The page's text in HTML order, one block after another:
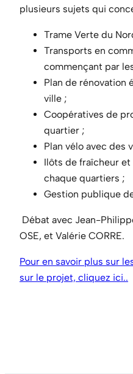
plusieurs sujets qui
Trame Verte du
Transports en
commençant par
Plan de rénovation
ville ;
Coopératives de
quartier ;
Plan vélo avec des
Ilôts de fraîcheur
chaque quartiers ;
Gestion publique
Débat avec Jean-
OSE, et Valérie CORRE.
Pour en savoir plus sur
sur le projet, cliquez ici..